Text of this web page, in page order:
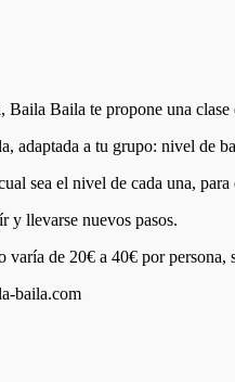
Baila Baila te propone una clase
adaptada a tu grupo: nivel de
sea el nivel de cada una,
y llevarse nuevos pasos.
de 20€ a 40€ por
baila.com